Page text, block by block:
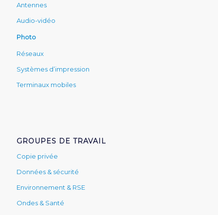
Antennes
Audio-vidéo
Photo
Réseaux
Systèmes d’impression
Terminaux mobiles
GROUPES DE TRAVAIL
Copie privée
Données & sécurité
Environnement & RSE
Ondes & Santé